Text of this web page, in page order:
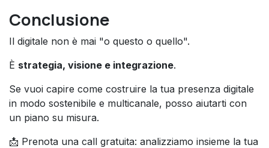
Conclusione
Il digitale non è mai "o questo o quello".
È strategia, visione e integrazione.
Se vuoi capire come costruire la tua presenza digitale
in modo sostenibile e multicanale, posso aiutarti con
un piano su misura.
📩 Prenota una call gratuita: analizziamo insieme la tua